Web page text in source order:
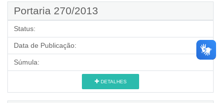
Portaria 270/2013
Status:
Data de Publicação:
Súmula:
DETALHES